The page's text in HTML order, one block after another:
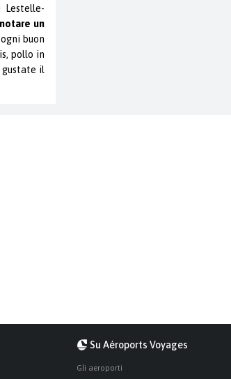
Lestelle-
un
buon
pollo in
gustate il
Su Aéroports Voyages
Gli aeroporti